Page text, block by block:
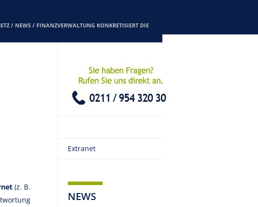
/ NEWS / FINANZVERWALTUNG KONKRETISIERT DIE
(z. B.
Extranet
NEWS